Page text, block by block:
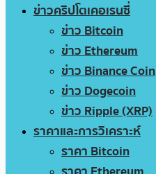
ข่าวคริปโตเคอเรนซี่
ข่าว Bitcoin
ข่าว Ethereum
ข่าว Binance Coin
ข่าว Dogecoin
ข่าว Ripple (XRP)
ราคาและการวิเคราะห์
ราคา Bitcoin